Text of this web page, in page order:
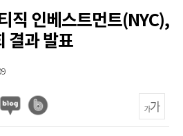
직 인베스트먼트(NYC),
결과 발표